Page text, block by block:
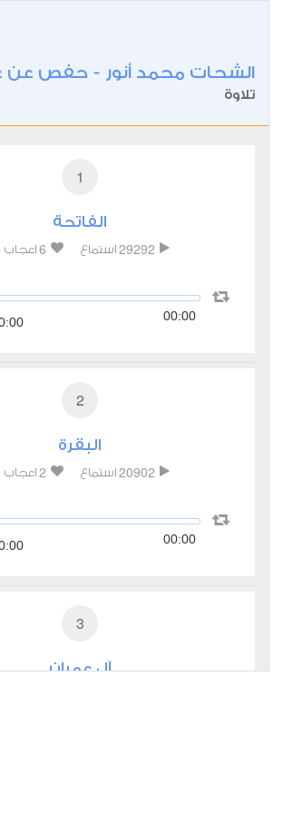
الشحات محمد أنور - حفص
تلاوة
1
الفاتحة
29292 استماع 6 اعجاب
00:00
2
البقرة
20902 استماع 2 اعجاب
00:00
3
آل عمران